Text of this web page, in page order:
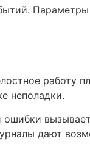
работу
неполадки.
дают